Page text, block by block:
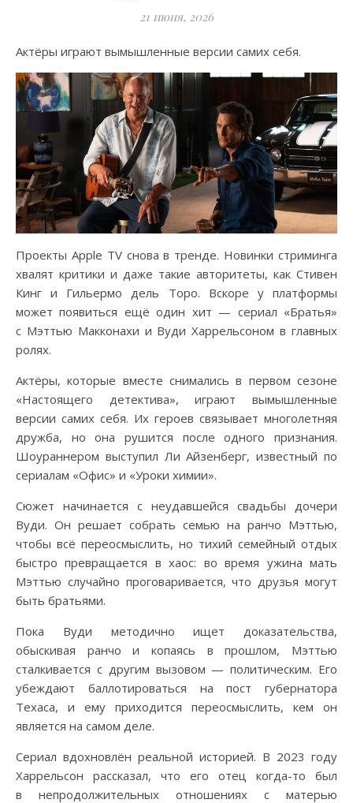
21 июня, 2026
Актёры играют вымышленные версии самих себя.
Проекты Apple TV снова в тренде. Новинки стриминга
хвалят критики и даже такие авторитеты, как Стивен
Кинг и Гильермо дель Торо. Вскоре у платформы
может появиться ещё один хит — сериал «Братья»
с Мэттью Макконахи и Вуди Харрельсоном в главных
ролях.
Актёры, которые вместе снимались в первом сезоне
«Настоящего детектива», играют вымышленные
версии самих себя. Их героев связывает многолетняя
дружба, но она рушится после одного признания.
Шоураннером выступил Ли Айзенберг, известный по
сериалам «Офис» и «Уроки химии».
Сюжет начинается с неудавшейся свадьбы дочери
Вуди. Он решает собрать семью на ранчо Мэттью,
чтобы всё переосмыслить, но тихий семейный отдых
быстро превращается в хаос: во время ужина мать
Мэттью случайно проговаривается, что друзья могут
быть братьями.
Пока Вуди методично ищет доказательства,
обыскивая ранчо и копаясь в прошлом, Мэттью
сталкивается с другим вызовом — политическим. Его
убеждают баллотироваться на пост губернатора
Техаса, и ему приходится переосмыслить, кем он
является на самом деле.
Сериал вдохновлён реальной историей. В 2023 году
Харрельсон рассказал, что его отец когда-то был
в непродолжительных отношениях с матерью